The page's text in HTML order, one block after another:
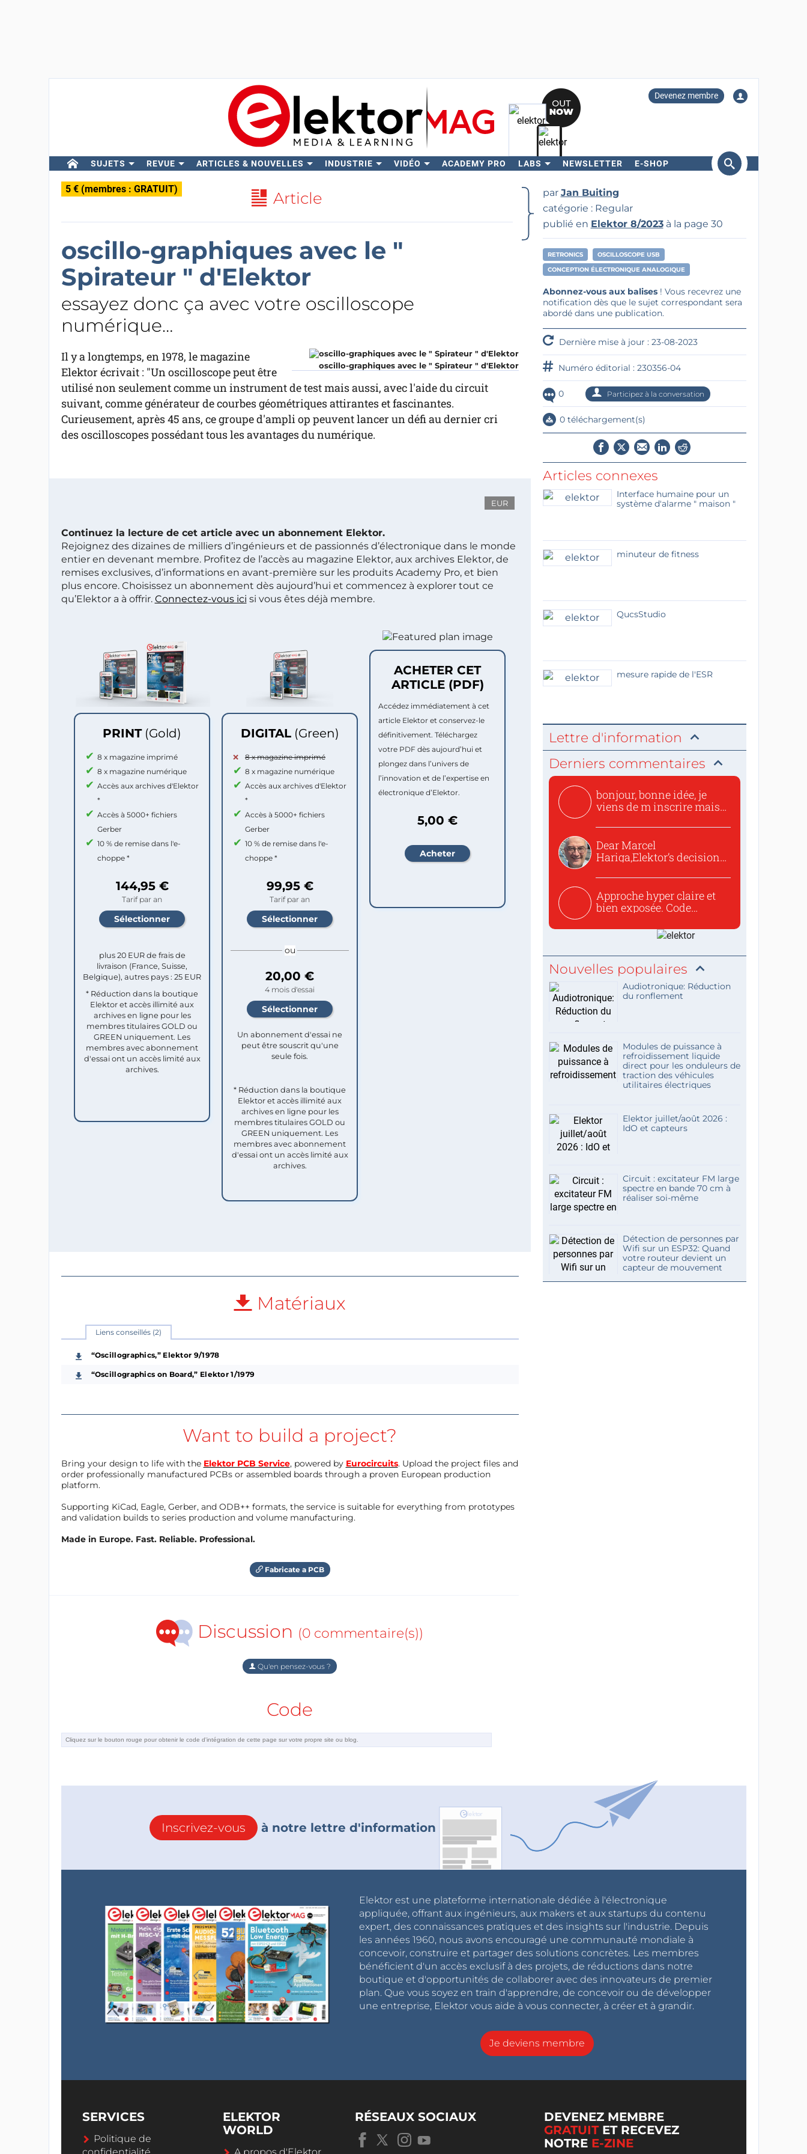
Devenez membre
SUJETS REVUE ARTICLES & NOUVELLES INDUSTRIE VIDÉO ACADEMY PRO LABS NEWSLETTER E-SHOP
Rechercher
5 € (membres : GRATUIT) Article
oscillo-graphiques avec le "
Spirateur " d'Elektor
essayez donc ça avec votre oscilloscope
numérique…
oscillo-graphiques avec le " Spirateur " d'Elektor
Il y a longtemps, en 1978, le magazine
Elektor écrivait : "Un oscilloscope peut être
utilisé non seulement comme un instrument de test mais aussi, avec l'aide du circuit
suivant, comme générateur de courbes géométriques attirantes et fascinantes.
Curieusement, après 45 ans, ce groupe d'ampli op peuvent lancer un défi au dernier cri
des oscilloscopes possédant tous les avantages du numérique.
EUR
Continuez la lecture de cet article avec un abonnement Elektor.
Rejoignez des dizaines de milliers d’ingénieurs et de passionnés d’électronique dans le monde
entier en devenant membre. Profitez de l’accès au magazine Elektor, aux archives Elektor, de
remises exclusives, d’informations en avant-première sur les produits Academy Pro, et bien
plus encore. Choisissez un abonnement dès aujourd’hui et commencez à explorer tout ce
qu’Elektor a à offrir. Connectez-vous ici si vous êtes déjà membre.
PRINT (Gold)
8 x magazine imprimé
8 x magazine numérique
Accès aux archives d'Elektor
*
Accès à 5000+ fichiers
Gerber
10 % de remise dans l'e-
choppe *
144,95 €
Tarif par an
plus 20 EUR de frais de
livraison (France, Suisse,
Belgique), autres pays : 25 EUR
* Réduction dans la boutique
Elektor et accès illimité aux
archives en ligne pour les
membres titulaires GOLD ou
GREEN uniquement. Les
membres avec abonnement
d'essai ont un accès limité aux
archives.
DIGITAL (Green)
8 x magazine imprimé
8 x magazine numérique
Accès aux archives d'Elektor
*
Accès à 5000+ fichiers
Gerber
10 % de remise dans l'e-
choppe *
99,95 €
Tarif par an
ou
20,00 €
4 mois d'essai
Un abonnement d'essai ne
peut être souscrit qu'une
seule fois.​
* Réduction dans la boutique
Elektor et accès illimité aux
archives en ligne pour les
membres titulaires GOLD ou
GREEN uniquement. Les
membres avec abonnement
d'essai ont un accès limité aux
archives.
ACHETER CET
ARTICLE (PDF)
Accédez immédiatement à cet
article Elektor et conservez-le
définitivement. Téléchargez
votre PDF dès aujourd’hui et
plongez dans l’univers de
l’innovation et de l’expertise en
électronique d’Elektor.
5,00 €
Matériaux
Liens conseillés (2)
“Oscillographics,” Elektor 9/1978
“Oscillographics on Board,” Elektor 1/1979
Want to build a project?
Bring your design to life with the Elektor PCB Service, powered by Eurocircuits. Upload the project files and
order professionally manufactured PCBs or assembled boards through a proven European production
platform.
Supporting KiCad, Eagle, Gerber, and ODB++ formats, the service is suitable for everything from prototypes
and validation builds to series production and volume manufacturing.
Made in Europe. Fast. Reliable. Professional.
Fabricate a PCB
Discussion (0 commentaire(s))
Qu'en pensez-vous ?
Code
par Jan Buiting
catégorie : Regular
publié en Elektor 8/2023à la page 30
RETRONICS
OSCILLOSCOPE USB
CONCEPTION ÉLECTRONIQUE ANALOGIQUE
Abonnez-vous aux balises! Vous recevrez une
notification dès que le sujet correspondant sera
abordé dans une publication.
Dernière mise à jour : 23-08-2023
Numéro éditorial : 230356-04
0 Participez à la conversation
0 téléchargement(s)
Articles connexes
Interface humaine pour un
système d'alarme " maison "
minuteur de fitness
QucsStudio
mesure rapide de l'ESR
Lettre d'information
Derniers commentaires
bonjour, bonne idée, je
viens de m inscrire mais
Dear Marcel
Hariga,Elektor’s decision
Approche hyper claire et
bien exposée. Code
Nouvelles populaires
Audiotronique: Réduction
du ronflement
Modules de puissance à
refroidissement liquide
direct pour les onduleurs de
traction des véhicules
utilitaires électriques
Elektor juillet/août 2026 :
IdO et capteurs
Circuit : excitateur FM large
spectre en bande 70 cm à
réaliser soi-même
Détection de personnes par
Wifi sur un ESP32: Quand
votre routeur devient un
capteur de mouvement
Inscrivez-vous à notre lettre d'information
Elektor est une plateforme internationale dédiée à l'électronique
appliquée, offrant aux ingénieurs, aux makers et aux startups du contenu
expert, des connaissances pratiques et des insights sur l'industrie. Depuis
les années 1960, nous avons encouragé une communauté mondiale à
concevoir, construire et partager des solutions concrètes. Les membres
bénéficient d'un accès exclusif à des projets, de réductions dans notre
boutique et d'opportunités de collaborer avec des innovateurs de premier
plan. Que vous soyez en train d'apprendre, de concevoir ou de développer
une entreprise, Elektor vous aide à vous connecter, à créer et à grandir.
Je deviens membre
SERVICES
Politique de
ELEKTOR
WORLD
RÉSEAUX SOCIAUX
DEVENEZ MEMBRE
GRATUITET RECEVEZ
NOTRE E-ZINE